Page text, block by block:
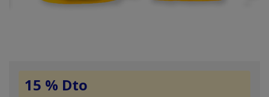
15 % Dto